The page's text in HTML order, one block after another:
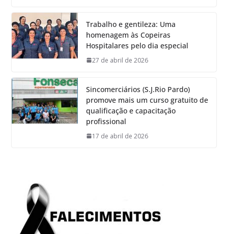
Trabalho e gentileza: Uma
homenagem às Copeiras
Hospitalares pelo dia especial
27 de abril de 2026
Sincomerciários (S.J.Rio Pardo)
promove mais um curso gratuito de
qualificação e capacitação
profissional
17 de abril de 2026